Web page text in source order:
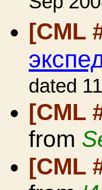
[CML
dated
[CML
from
[CML